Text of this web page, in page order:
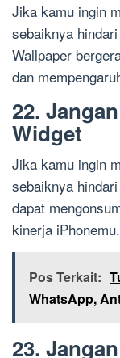
Jika kamu ingin
sebaiknya
Wallpaper
dan
22.
Widget
Jika kamu ingin
sebaiknya
dapat
kinerja iPhonemu.
Pos Terkait:
WhatsApp,
23.